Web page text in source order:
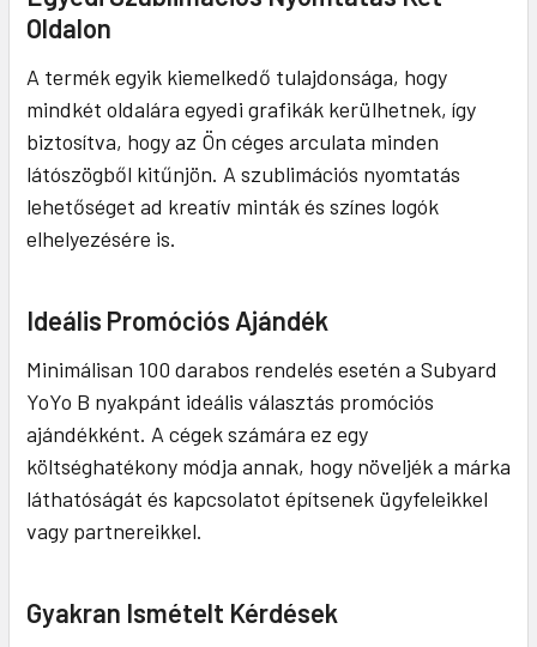
Oldalon
A termék egyik kiemelkedő tulajdonsága, hogy
mindkét oldalára egyedi grafikák kerülhetnek, így
biztosítva, hogy az Ön céges arculata minden
látószögből kitűnjön. A szublimációs nyomtatás
lehetőséget ad kreatív minták és színes logók
elhelyezésére is.
Ideális Promóciós Ajándék
Minimálisan 100 darabos rendelés esetén a Subyard
YoYo B nyakpánt ideális választás promóciós
ajándékként. A cégek számára ez egy
költséghatékony módja annak, hogy növeljék a márka
láthatóságát és kapcsolatot építsenek ügyfeleikkel
vagy partnereikkel.
Gyakran Ismételt Kérdések